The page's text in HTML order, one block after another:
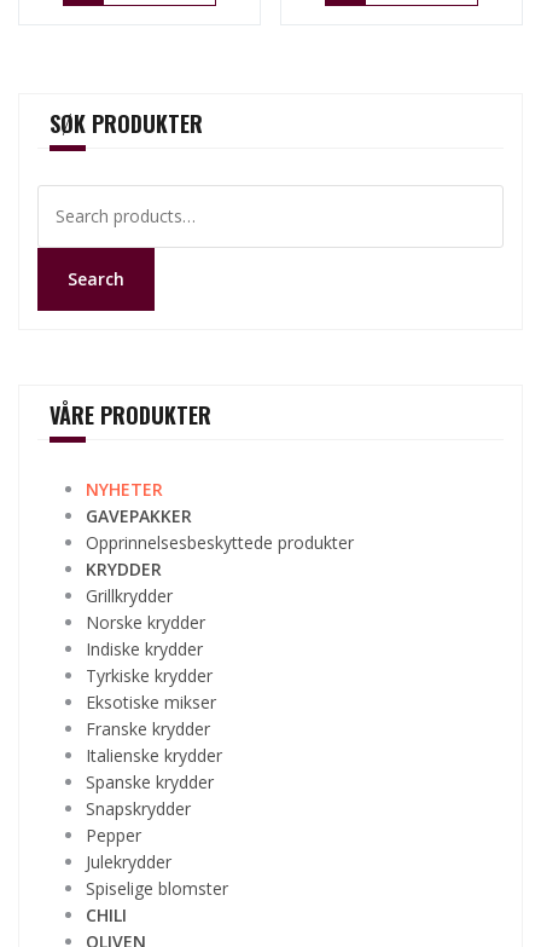
SØK PRODUKTER
for:
Search
VÅRE PRODUKTER
NYHETER
GAVEPAKKER
Opprinnelsesbeskyttede produkter
KRYDDER
Grillkrydder
Norske krydder
Indiske krydder
Tyrkiske krydder
Eksotiske mikser
Franske krydder
Italienske krydder
Spanske krydder
Snapskrydder
Pepper
Julekrydder
Spiselige blomster
CHILI
OLIVEN